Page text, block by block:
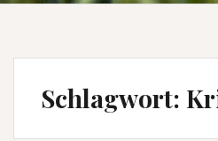
Schlagwort: